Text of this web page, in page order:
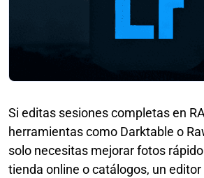
Si editas sesiones completas en
herramientas como Darktable o
solo necesitas mejorar fotos
tienda online o catálogos, un